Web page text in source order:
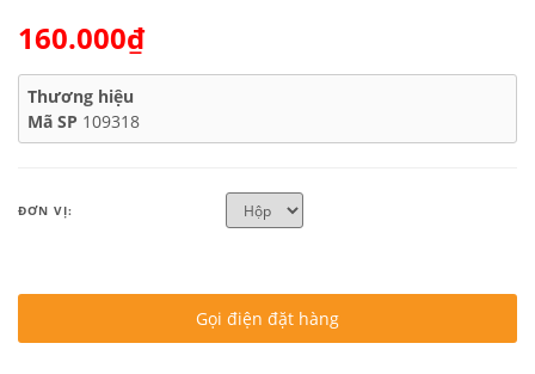
160.000₫
Thương hiệu
Mã SP 109318
ĐƠN VỊ:
Gọi điện đặt hàng